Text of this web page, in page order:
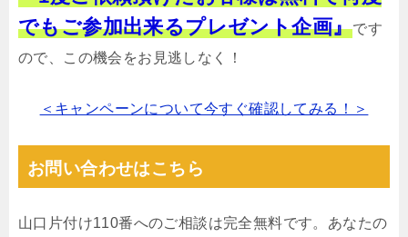
でもご参加出来るプレゼント企画』です
ので、この機会をお見逃しなく！
＜キャンペーンについて今すぐ確認してみる！＞
お問い合わせはこちら
山口片付け110番へのご相談は完全無料です。あなたの